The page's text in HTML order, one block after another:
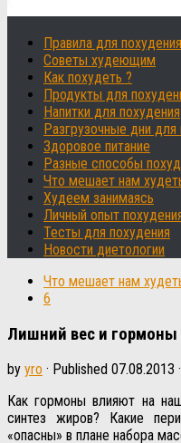
Правила для похудения
Советы худеющим
Как похудеть ?
Продукты для
Напитки для похудения
Разгрузочные дни для
Здоровое питание
Разные способы
Что мешает нам
Худеем занимаясь
Личный опыт
Тесты для похудения
Новости диетологии
Что мешает нам
6
Лишний вес и гормоны
by yro · Published 07.08.2013
Как гормоны влияют на
синтез жиров? Какие
«опасны» в плане набора